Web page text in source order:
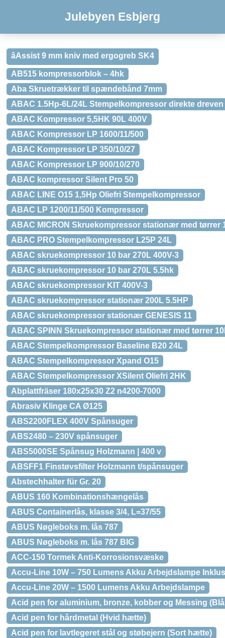
Julebyen Esbjerg
âAssist 9 mm kniv med ergogreb SK4
AB515 kompressorblok – 4hk
Aba Skruetrækker til spændebånd 7mm
ABAC 1.5Hp-6L/24L Stempelkompressor direkte dreven
ABAC Kompressor 5,5HK 90L 400V
ABAC Kompressor LP 1600/11/500
ABAC Kompressor LP 350/10/27
ABAC Kompressor LP 900/10/270
ABAC kompressor Silent Pro 50
ABAC LINE O15 1,5Hp Oliefri Stempelkompressor
ABAC LP 1200/11/500 Kompressor
ABAC MICRON Skruekompressor stationær med tørrer
ABAC PRO Stempelkompressor L25P 24L
ABAC skruekompressor 10 bar 270L 400V-3
ABAC skruekompressor 10 bar 270L 5.5hk
ABAC skruekompressor KIT 400V-3
ABAC skruekompressor stationær 200L 5.5HP
ABAC skruekompressor stationær GENESIS 11
ABAC SPINN Skruekompressor stationær med tørrer
ABAC Stempelkompressor Baseline B20 24L
ABAC Stempelkompressor Xpand O15
ABAC Stempelkompressor XSilent Oliefri 2HK
Abplattfräser 180x25x30 Z2 n4200-7000
Abrasiv Klinge CA Ø125
ABS2200FLEX 400V Spånsuger
ABS2480 – 230V spånsuger
ABS5000SE Spånsug Holzmann | 400 v
ABSFF1 Finstøvsfilter Holzmann t/spånsuger
Abstechhalter für Gr. 20
ABUS 160 Kombinationshængelås
ABUS Containerlås, klasse 3/4, L=37/55
ABUS Nøgleboks m. lås 787
ABUS Nøgleboks m. lås 787 BIG
ACC-150 Tormek Anti-Korrosionsvæske
Accu-Line 10W – 750 Lumens Akku Arbejdslampe
Accu-Line 20W – 1500 Lumens Akku Arbejdslampe
Acid pen for aluminium, bronze, kobber og Messing
Acid pen for hårdmetal (Hvid hætte)
Acid pen for lavtlegeret stål og støbejern (Sort hætte)